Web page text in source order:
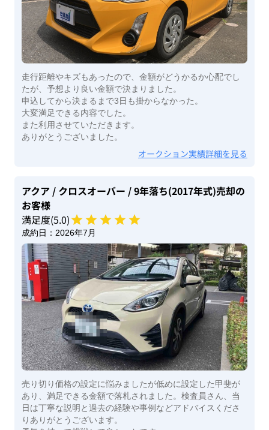
走行距離やキズもあったので、金額がどうかるか心配でし
たが、予想より良い金額で決まりました。
申込してから決まるまで3日も掛からなかった。
大変満足できる内容でした。
また利用させていただきます。
ありがとうございました。
オークション実績詳細を見る
アクア / クロスオーバー / 9年落ち(2017年式)売却の
お客様
満足度(5.0)
成約日： 2026年7月
売り切り価格の設定に悩みましたが低めに設定した甲斐が
あり、満足できる金額で落札されました。検査員さん、当
日は丁寧な説明と過去の経験や事例などアドバイスくださ
りありがとうございます。